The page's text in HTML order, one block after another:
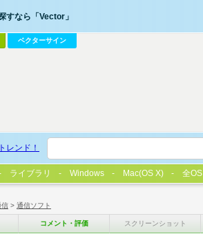
信 > 通信ソフト
コメント・評価 スクリーンショット
すなら「Vector」
ベクターサイン
レンド！
ライブラリ Windows Mac(OS X) 全OS